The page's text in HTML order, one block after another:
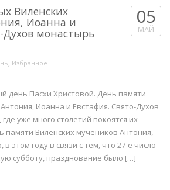
Виленских
Иоанна и
Духов монастырь
, Избранное
05
МАЙ
день Пасхи Христовой. День памяти
Иоанна и Евстафия. Свято-Духов
уже много столетий покоятся их
памяти Виленских мучеников Антония,
этом году в связи с тем, что 27-е число
субботу, празднование было […]